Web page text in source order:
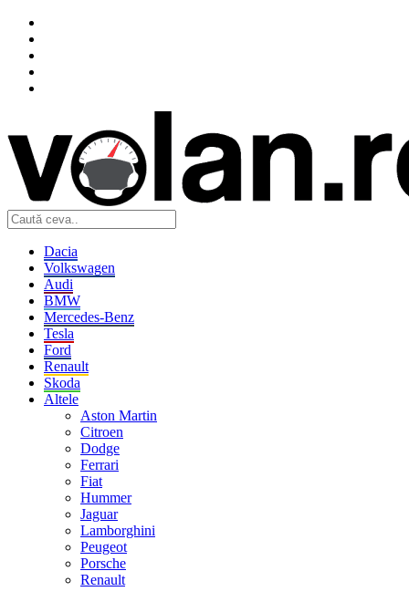
Dacia
Volkswagen
Audi
BMW
Mercedes-Benz
Tesla
Ford
Renault
Skoda
Altele
Aston Martin
Citroen
Dodge
Ferrari
Fiat
Hummer
Jaguar
Lamborghini
Peugeot
Porsche
Renault